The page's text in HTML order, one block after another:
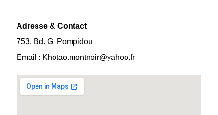
Adresse & Contact
753, Bd. G. Pompidou
Email : Khotao.montnoir@yahoo.fr